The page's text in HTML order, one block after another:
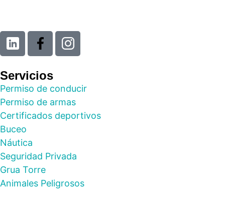
Servicios
Permiso de conducir
Permiso de armas
Certificados deportivos
Buceo
Náutica
Seguridad Privada
Grua Torre
Animales Peligrosos